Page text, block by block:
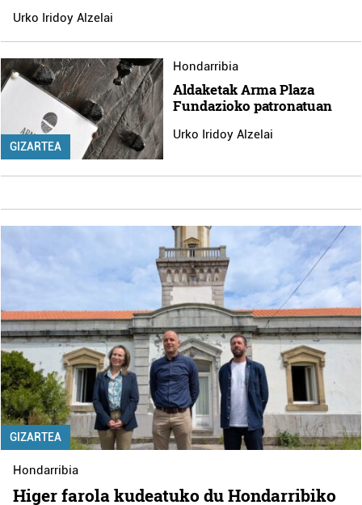
Urko Iridoy Alzelai
GIZARTEA
Hondarribia
Aldaketak Arma Plaza
Fundazioko patronatuan
Urko Iridoy Alzelai
GIZARTEA
Hondarribia
Higer farola kudeatuko du Hondarribiko